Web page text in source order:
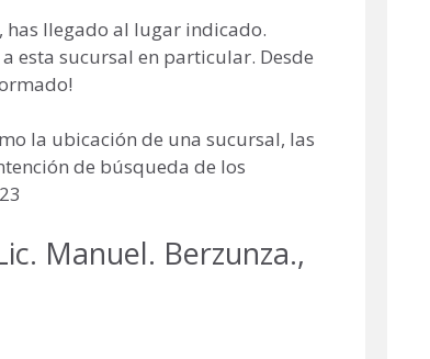
, has llegado al lugar indicado.
esta sucursal en particular. Desde
la ubicación de una sucursal, las
de búsqueda de los
Manuel. Berzunza.,